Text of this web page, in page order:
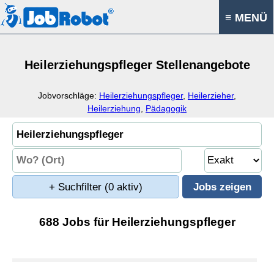
≡ MENÜ
Heilerziehungspfleger Stellenangebote
Jobvorschläge: Heilerziehungspfleger, Heilerzieher,
Heilerziehung
Pädagogik
+ Suchfilter (0 aktiv)
688 Jobs für Heilerziehungspfleger